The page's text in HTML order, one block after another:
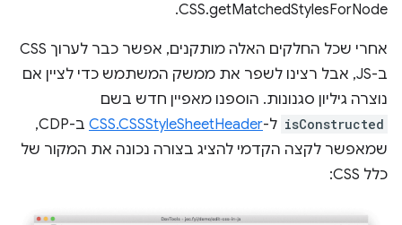
CSS.getMatchedStylesForNode.
אחרי שכל החלקים האלה מותקנים, אפשר כבר לערוך CSS
ב-JS, אבל רצינו לשפר את ממשק המשתמש כדי לציין אם
נוצרה גיליון סגנונות. הוספנו מאפיין חדש בשם
isConstructed ל-CSS.CSSStyleSheetHeader
ב-CDP,
שמאפשר לקצה הקדמי להציג בצורה נכונה את המקור של
כלל CSS: